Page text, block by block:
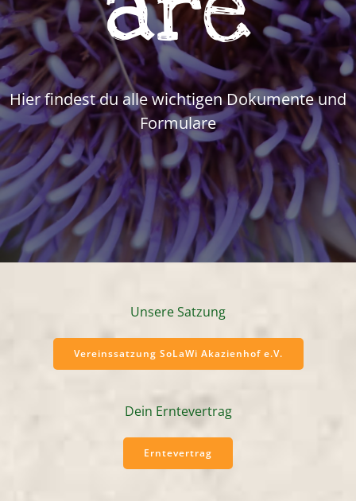
Hier findest du alle wichtigen Dokumente und
Formulare
Unsere Satzung
Vereinssatzung SoLaWi Akazienhof e.V.
Dein Erntevertrag
Erntevertrag